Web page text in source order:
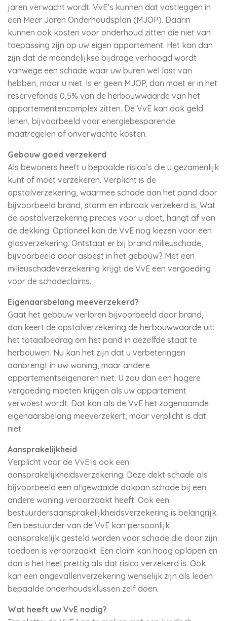
jaren verwacht wordt. VvE’s kunnen dat vastleggen in
een Meer Jaren Onderhoudsplan (MJOP). Daarin
kunnen ook kosten voor onderhoud zitten die niet van
toepassing zijn op uw eigen appartement. Het kan dan
zijn dat de maandelijkse bijdrage verhoogd wordt
vanwege een schade waar uw buren wel last van
hebben, maar u niet. Is er geen MJOP, dan moet er in het
reservefonds 0,5% van de herbouwwaarde van het
appartementencomplex zitten. De VvE kan ook geld
lenen, bijvoorbeeld voor energiebesparende
maatregelen of onverwachte kosten.
Gebouw goed verzekerd
Als bewoners heeft u bepaalde risico’s die u gezamenlijk
kunt of moet verzekeren. Verplicht is de
opstalverzekering, waarmee schade aan het pand door
bijvoorbeeld brand, storm en inbraak verzekerd is. Wat
de opstalverzekering precies voor u doet, hangt af van
de dekking. Optioneel kan de VvE nog kiezen voor een
glasverzekering. Ontstaat er bij brand milieuschade,
bijvoorbeeld door asbest in het gebouw? Met een
milieuschadeverzekering krijgt de VvE een vergoeding
voor de schadeclaims.
Eigenaarsbelang meeverzekerd?
Gaat het gebouw verloren bijvoorbeeld door brand,
dan keert de opstalverzekering de herbouwwaarde uit:
het totaalbedrag om het pand in dezelfde staat te
herbouwen. Nu kan het zijn dat u verbeteringen
aanbrengt in uw woning, maar andere
appartementseigenaren niet. U zou dan een hogere
vergoeding moeten krijgen als uw appartement
verwoest wordt. Dat kan als de VvE het zogenaamde
eigenaarsbelang meeverzekert, maar verplicht is dat
niet.
Aansprakelijkheid
Verplicht voor de VvE is ook een
aansprakelijkheidsverzekering. Deze dekt schade als
bijvoorbeeld een afgewaaide dakpan schade bij een
andere woning veroorzaakt heeft. Ook een
bestuurdersaansprakelijkheidsverzekering is belangrijk.
Een bestuurder van de VvE kan persoonlijk
aansprakelijk gesteld worden voor schade die door zijn
toedoen is veroorzaakt. Een claim kan hoog oplopen en
dan is het heel prettig als dat risico verzekerd is. Ook
kan een ongevallenverzekering wenselijk zijn als leden
bepaalde onderhoudsklussen zelf doen.
Wat heeft uw VvE nodig?